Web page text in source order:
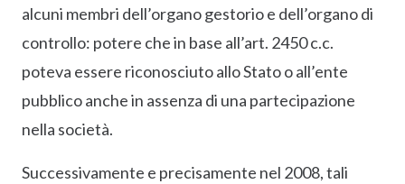
alcuni membri dell’organo gestorio e dell’organo di
controllo: potere che in base all’art. 2450 c.c.
poteva essere riconosciuto allo Stato o all’ente
pubblico anche in assenza di una partecipazione
nella società.
Successivamente e precisamente nel 2008, tali